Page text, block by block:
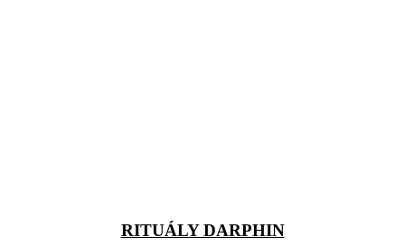
RITUÁLY DARPHIN